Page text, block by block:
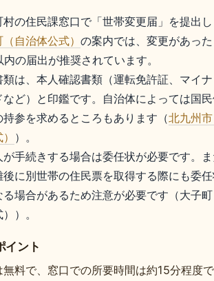
村の住民課窓口で「世帯変更届」を提出
自治体公式） の案内では、変更があっ
内の届出が推奨されています。
類は、本人確認書類（運転免許証、マイ
など）と印鑑です。自治体によっては国
持参を求めるところもあります（北九州
）。
が手続きする場合は委任状が必要です。
後に別世帯の住民票を取得する際にも委
る場合があるため注意が必要です（大子
）。
イント
料で、窓口での所要時間は約15分程度